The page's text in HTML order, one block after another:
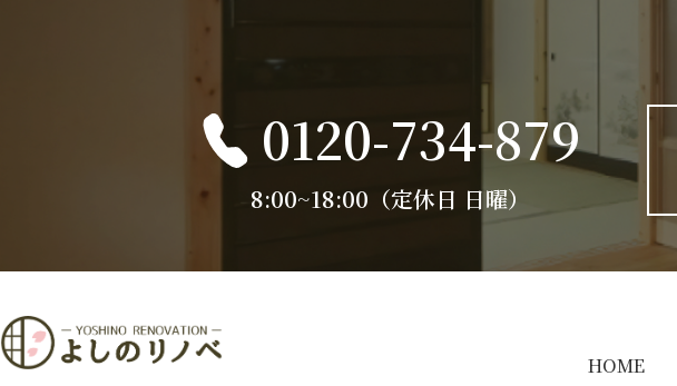
0120-734-879
8:00~18:00（定休日 日曜）
HOME